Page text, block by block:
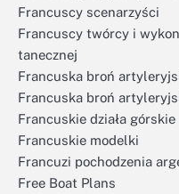
Francuscy scenarzyści
Francuscy twórcy i
tanecznej
Francuska broń
Francuska broń
Francuskie działa górskie
Francuskie modelki
Francuzi pochodzenia
Free Boat Plans